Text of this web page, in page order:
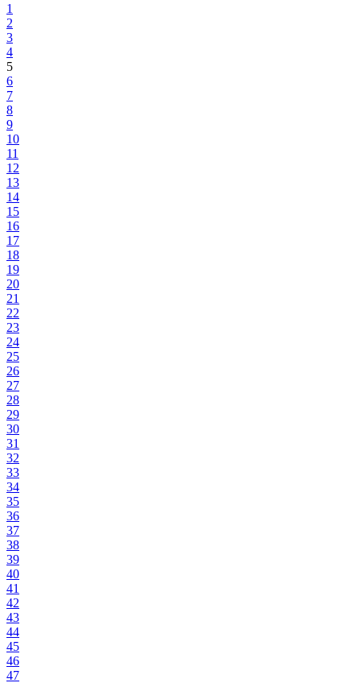
1
2
3
4
5
6
7
8
9
10
11
12
13
14
15
16
17
18
19
20
21
22
23
24
25
26
27
28
29
30
31
32
33
34
35
36
37
38
39
40
41
42
43
44
45
46
47